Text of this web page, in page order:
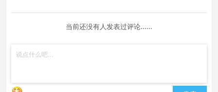
当前还没有人发表过评论......